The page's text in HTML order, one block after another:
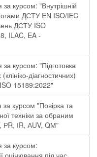
курсом: "Внутрішній
ДСТУ EN ISO/IEC
ДСТУ ISO
ILAC, EA -
курсом: "Підготовка
діагностичних)
15189:2022"
курсом "Повірка та
техніки за обраним
ІR, АUV, QМ"
за курсом:
оцінювання під час